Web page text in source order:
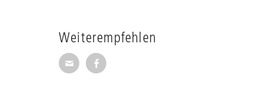
Weiterempfehlen
Seite per E-Mail weiterempfehlen
Seite auf Facebook weiterempfehlen